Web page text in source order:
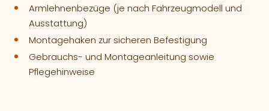
Armlehnenbezüge (je nach Fahrzeugmodell und
Ausstattung)
Montagehaken zur sicheren Befestigung
Gebrauchs- und Montageanleitung sowie
Pflegehinweise